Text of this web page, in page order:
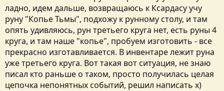
ладно, идем дальше, возвращаюсь к Ксардасу учу
руну "Копье Тьмы", подхожу к рунному столу, и там
опять удивляюсь, рун третьего круга нет, есть руны 4
круга, и там наше "копье", пробуем изготовить - все
прекрасно изготавливается. В инвентаре лежит руна
уже третьего круга. Вот такая вот ситуация, не знаю
писал кто раньше о таком, просто получилась целая
цепочка непонятных событий, решил написать х)